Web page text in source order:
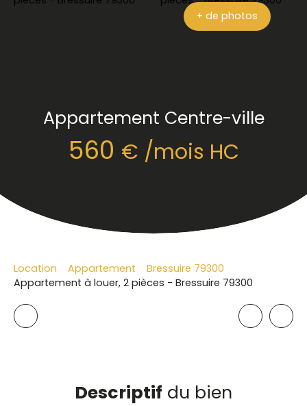
+ de photos
Appartement Centre-ville
560 € /mois HC
Location Appartement
Bressuire 79300
Appartement à louer, 2 pièces - Bressuire 79300
Descriptif du bien